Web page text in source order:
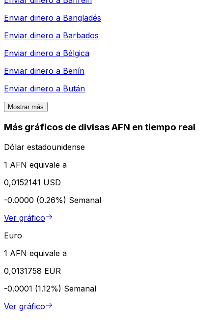
Enviar dinero a Bangladés
Enviar dinero a Barbados
Enviar dinero a Bélgica
Enviar dinero a Benín
Enviar dinero a Bután
Mostrar más
Más gráficos de divisas AFN en tiempo real
Dólar estadounidense
1 AFN equivale a
0,0152141 USD
-0.0000 (0.26%) Semanal
Ver gráfico
Euro
1 AFN equivale a
0,0131758 EUR
-0.0001 (1.12%) Semanal
Ver gráfico